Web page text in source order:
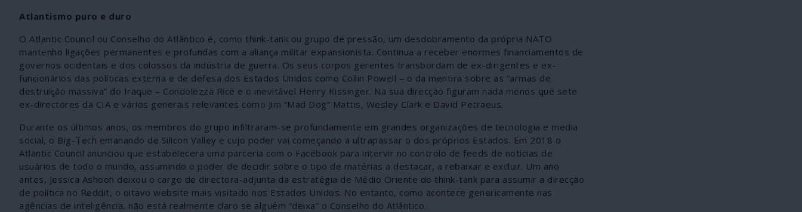
Atlantismo puro e duro
O Atlantic Council ou Conselho do Atlântico é, como think-tank ou grupo de pressão, um desdobramento da própria NATO
mantenho ligações permanentes e profundas com a aliança militar expansionista. Continua a receber enormes financiamentos de
governos ocidentais e dos colossos da indústria de guerra. Os seus corpos gerentes transbordam de ex-dirigentes e ex-
funcionários das políticas externa e de defesa dos Estados Unidos como Collin Powell – o da mentira sobre as “armas de
destruição massiva” do Iraque – Condolezza Rice e o inevitável Henry Kissinger. Na sua direcção figuram nada menos que sete
ex-directores da CIA e vários generais relevantes como Jim “Mad Dog” Mattis, Wesley Clark e David Petraeus.
Durante os últimos anos, os membros do grupo infiltraram-se profundamente em grandes organizações de tecnologia e media
social, o Big-Tech emanando de Silicon Valley e cujo poder vai começando a ultrapassar o dos próprios Estados. Em 2018 o
Atlantic Council anunciou que estabelecera uma parceria com o Facebook para intervir no controlo de feeds de notícias de
usuários de todo o mundo, assumindo o poder de decidir sobre o tipo de matérias a destacar, a rebaixar e excluir. Um ano
antes, Jessica Ashooh deixou o cargo de directora-adjunta da estratégia de Médio Oriente do think-tank para assumir a direcção
de política no Reddit, o oitavo website mais visitado nos Estados Unidos. No entanto, como acontece genericamente nas
agências de inteligência, não está realmente claro se alguém “deixa” o Conselho do Atlântico.